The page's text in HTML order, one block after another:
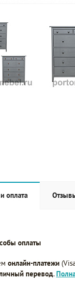
оплата
оплаты
онлайн-платежи
перевод.